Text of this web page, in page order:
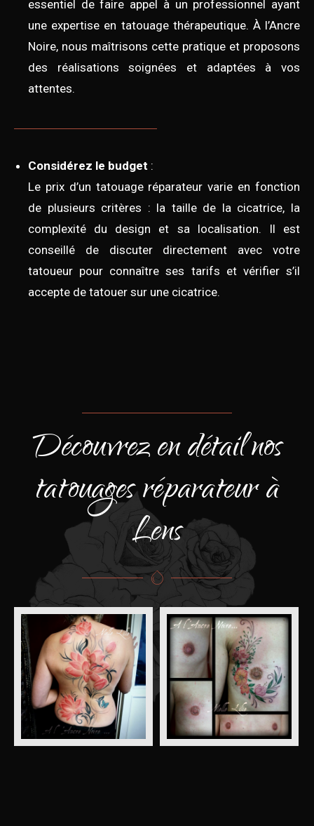
essentiel de faire appel à un professionnel ayant
une expertise en tatouage thérapeutique. À l’Ancre
Noire, nous maîtrisons cette pratique et proposons
des réalisations soignées et adaptées à vos
attentes.
Considérez le budget :
Le prix d’un tatouage réparateur varie en fonction
de plusieurs critères : la taille de la cicatrice, la
complexité du design et sa localisation. Il est
conseillé de discuter directement avec votre
tatoueur pour connaître ses tarifs et vérifier s’il
accepte de tatouer sur une cicatrice.
Découvrez en détail nos
tatouages réparateur à
Lens